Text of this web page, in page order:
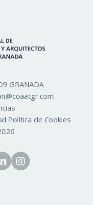
GRANADA
·Política de Cookies